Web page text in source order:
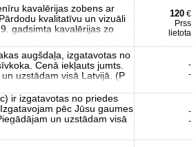
kavalērijas zobens ar
kvalitatīvu un vizuāli
gadsimta kavalērijas zo
120 €
Prss
lietota
augšdaļa, izgatavotas no
Cenā iekļauts jumts.
uzstādam visā Latvijā. (P
-
-
ir izgatavotas no priedes
pēc Jūsu gaumes
un uzstādam visā
-
-